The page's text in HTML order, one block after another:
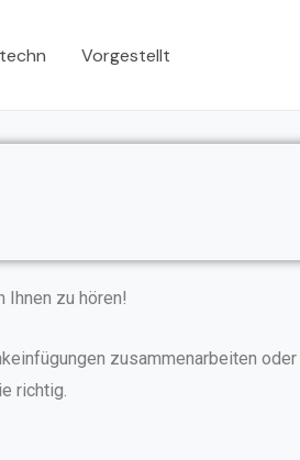
techn Vorgestellt
Ihnen zu hören!
zusammenarbeiten oder
richtig.